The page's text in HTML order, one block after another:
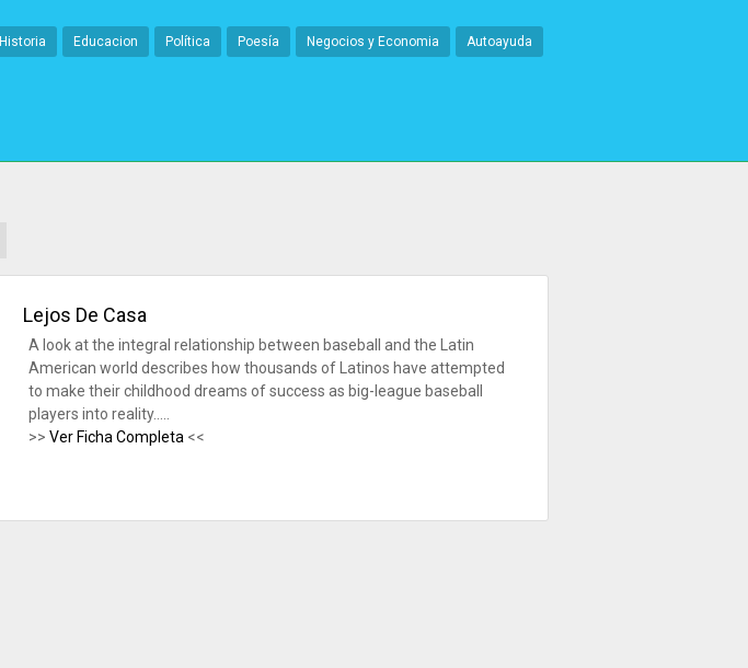
Historia Educacion Política Poesía Negocios y Economia Autoayuda
Lejos De Casa
A look at the integral relationship between baseball and the Latin
American world describes how thousands of Latinos have attempted
to make their childhood dreams of success as big-league baseball
players into reality.....
>> Ver Ficha Completa <<